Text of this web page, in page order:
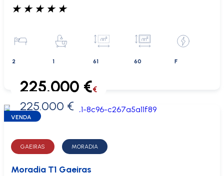
★ ★ ★ ★ ★
2 1 61 60 F
0 €
225.000 €€
225.000 €
VENDA
GAEIRAS MORADIA
Moradia T1 Gaeiras